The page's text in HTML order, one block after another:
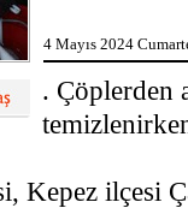
4 Mayıs 2024
. Çöplerden
Kepez ilçesi